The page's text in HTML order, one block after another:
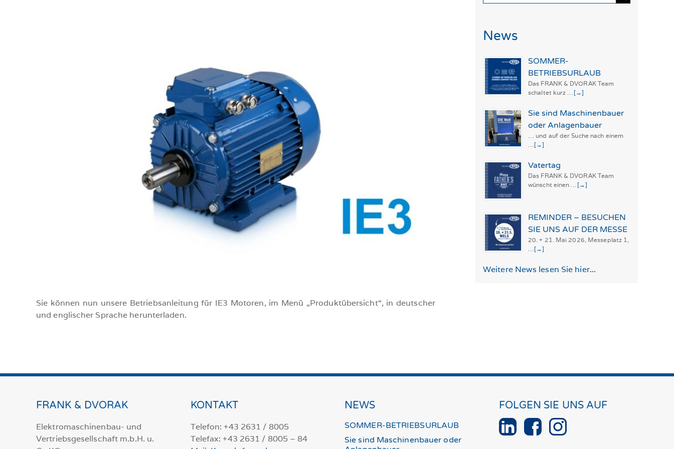
Sie können nun unsere Betriebsanleitung für IE3 Motoren, im Menü „Produktübersicht“, in deutscher
und englischer Sprache herunterladen.
nach:
News
SOMMER-
BETRIEBSURLAUB
Das FRANK & DVORAK Team
schaltet kurz … [→]
Sie sind Maschinenbauer
oder Anlagenbauer
… und auf der Suche nach einem
[→]
Vatertag
Das FRANK & DVORAK Team
wünscht einen … [→]
REMINDER – BESUCHEN
SIE UNS AUF DER MESSE
20. + 21. Mai 2026, Messeplatz 1,
[→]
Weitere News lesen Sie hier...
FRANK & DVORAK
Elektromaschinenbau- und
Vertriebsgesellschaft m.b.H. u.
KONTAKT
Telefon: +43 2631 / 8005
Telefax: +43 2631 / 8005 – 84
NEWS
SOMMER-BETRIEBSURLAUB
Sie sind Maschinenbauer oder
FOLGEN SIE UNS AUF